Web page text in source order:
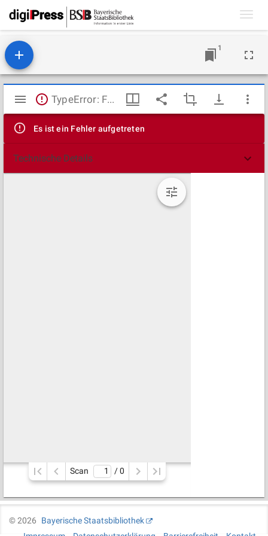
1
Mirador
Viewer
TypeError: Failed to fetch
Es ist ein Fehler aufgetreten
Technische Details
Scan / 0
©2026
Bayerische Staatsbibliothek